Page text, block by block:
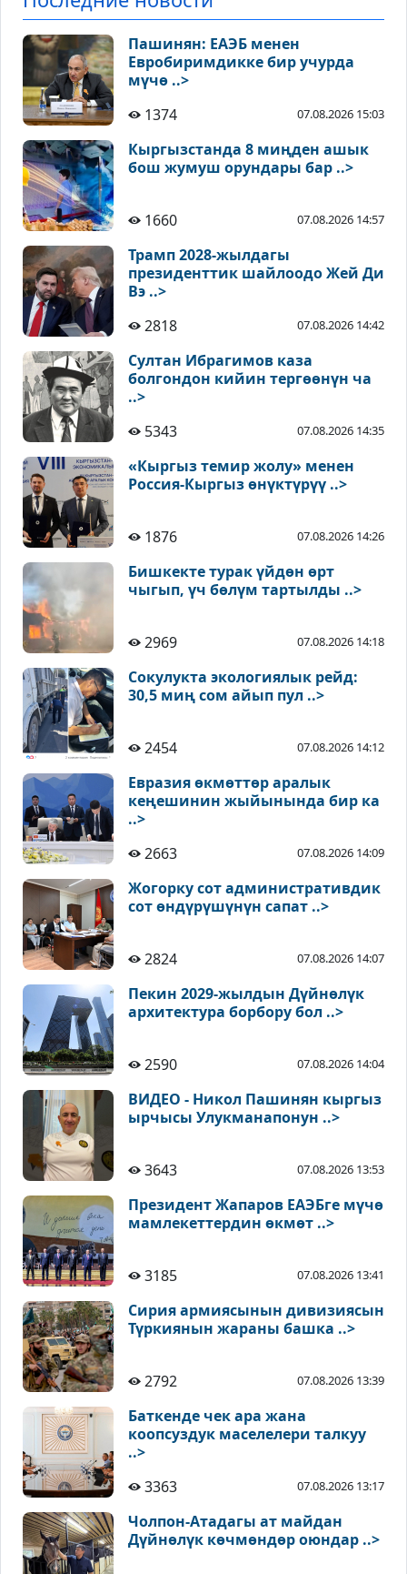
Пашинян: ЕАЭБ менен
Евробиримдикке бир учурда
мүчө ..>
1374
07.08.2026 15:03
Кыргызстанда 8 миңден ашык
бош жумуш орундары бар ..>
1660 07.08.2026 14:57
Трамп 2028-жылдагы
президенттик шайлоодо Жей Ди
Вэ ..>
2818
07.08.2026 14:42
Султан Ибрагимов каза
болгондон кийин тергөөнүн ча
..>
5343
07.08.2026 14:35
«Кыргыз темир жолу» менен
Россия-Кыргыз өнүктүрүү ..>
1876 07.08.2026 14:26
Бишкекте турак үйдөн өрт
чыгып, үч бөлүм тартылды ..>
2969 07.08.2026 14:18
Сокулукта экологиялык рейд:
30,5 миң сом айып пул ..>
2454 07.08.2026 14:12
Евразия өкмөттөр аралык
кеңешинин жыйынында бир ка
..>
2663
07.08.2026 14:09
Жогорку сот административдик
сот өндүрүшүнүн сапат ..>
2824 07.08.2026 14:07
Пекин 2029-жылдын Дүйнөлүк
архитектура борбору бол ..>
2590 07.08.2026 14:04
ВИДЕО - Никол Пашинян кыргыз
ырчысы Улукманапонун ..>
3643 07.08.2026 13:53
Президент Жапаров ЕАЭБге мүчө
мамлекеттердин өкмөт ..>
3185 07.08.2026 13:41
Сирия армиясынын дивизиясын
Түркиянын жараны башка ..>
2792 07.08.2026 13:39
Баткенде чек ара жана
коопсуздук маселелери талкуу
..>
3363
07.08.2026 13:17
Чолпон-Атадагы ат майдан
Дүйнөлүк көчмөндөр оюндар ..>